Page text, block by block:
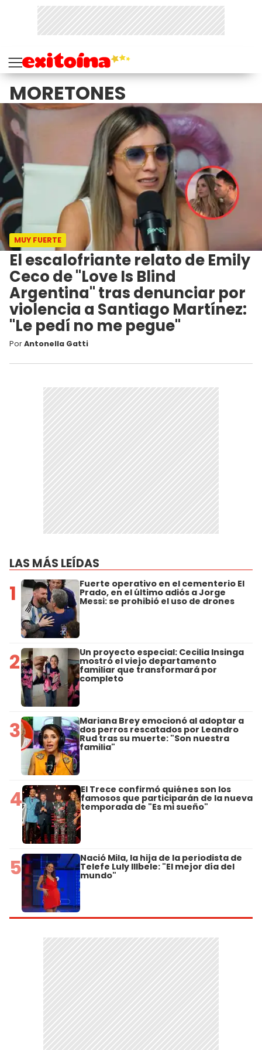
MORETONES
MUY FUERTE
El escalofriante relato de Emily
Ceco de "Love Is Blind
Argentina" tras denunciar por
violencia a Santiago Martínez:
"Le pedí no me pegue"
PorAntonella Gatti
LAS MÁS LEÍDAS
1 Fuerte operativo en el cementerio El
Prado, en el último adiós a Jorge
Messi: se prohibió el uso de drones
2 Un proyecto especial: Cecilia Insinga
mostró el viejo departamento
familiar que transformará por
completo
3 Mariana Brey emocionó al adoptar a
dos perros rescatados por Leandro
Rud tras su muerte: "Son nuestra
familia"
4 El Trece confirmó quiénes son los
famosos que participarán de la nueva
temporada de "Es mi sueño"
5 Nació Mila, la hija de la periodista de
Telefe Luly Illbele: "El mejor día del
mundo"